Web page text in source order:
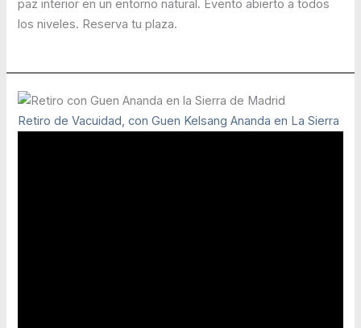
paz interior en un entorno natural. Evento abierto a todos
los niveles. Reserva tu plaza.
Retiro de Vacuidad, con Guen Kelsang Ananda en La Sierra